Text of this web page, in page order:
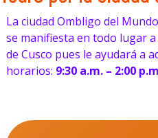
La ciudad Ombligo del
se manifiesta en todo lugar
de Cusco pues le ayudará a
horarios: 9:30 a.m. – 2:00